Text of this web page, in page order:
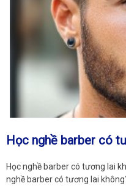
Học nghề barber có
Học nghề barber có tương lai
nghề barber có tương lai